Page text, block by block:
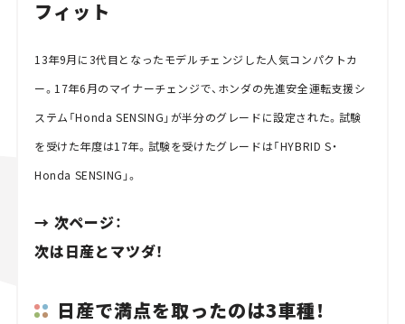
フィット
13年9月に3代目となったモデルチェンジした人気コンパクトカ
ー。17年6月のマイナーチェンジで、ホンダの先進安全運転支援シ
ステム「Honda SENSING」が半分のグレードに設定された。試験
を受けた年度は17年。試験を受けたグレードは「HYBRID S・
Honda SENSING」。
→ 次ページ：
次は日産とマツダ！
日産で満点を取ったのは3車種！